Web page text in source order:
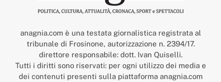
anagnia.com è una testata giornalistica registrata al
tribunale di Frosinone, autorizzazione n. 2394/17.
direttore responsabile: dott. Ivan Quiselli.
Tutti i diritti sono riservati: per ogni utilizzo dei media e
dei contenuti presenti sulla piattaforma anagnia.com